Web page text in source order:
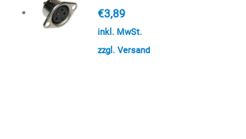
€3,89
inkl. MwSt.
zzgl. Versand